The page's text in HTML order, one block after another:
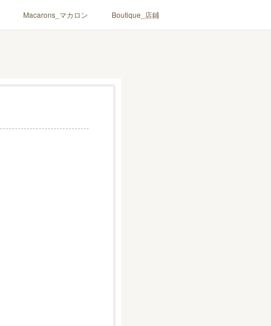
Macarons_マカロン Boutique_店鋪